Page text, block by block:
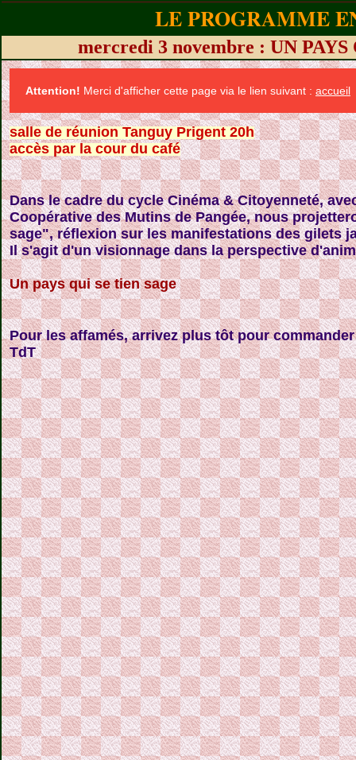
LE PROGRAMME
mercredi 3 novembre : UN
Attention! Merci d'afficher cette page via le lien suivant : accueil
salle de réunion Tanguy Prigent 20h
accès par la cour du café
Dans le cadre du cycle Cinéma & Citoyenneté,
Coopérative des Mutins de Pangée, nous
sage", réflexion sur les manifestations des gilets
Il s'agit d'un visionnage dans la perspective
Un pays qui se tien sage
Pour les affamés, arrivez plus tôt pour
TdT